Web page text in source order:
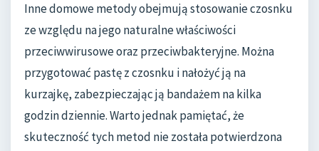
Inne domowe metody obejmują stosowanie czosnku
ze względu na jego naturalne właściwości
przeciwwirusowe oraz przeciwbakteryjne. Można
przygotować pastę z czosnku i nałożyć ją na
kurzajkę, zabezpieczając ją bandażem na kilka
godzin dziennie. Warto jednak pamiętać, że
skuteczność tych metod nie została potwierdzona